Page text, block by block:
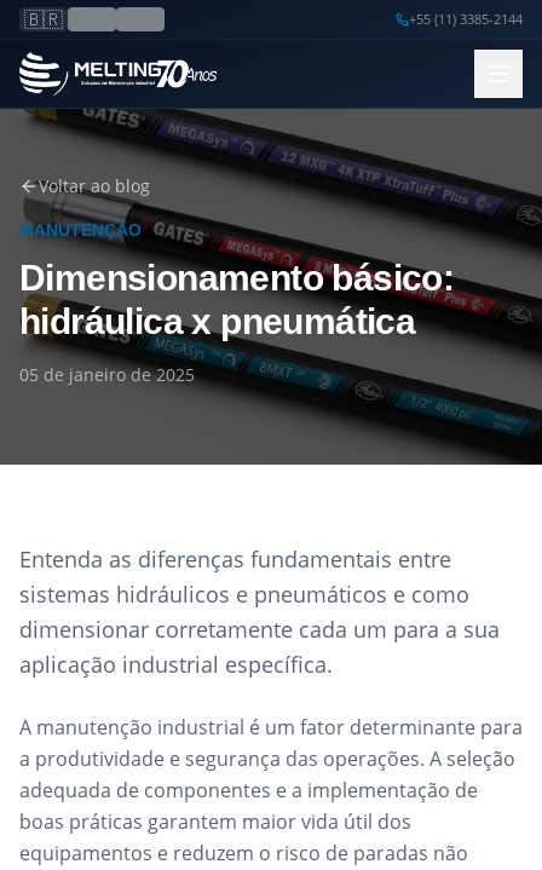
🇧🇷 +55 (11) 3385-2144
Voltar ao blog
MANUTENÇÃO
Dimensionamento básico:
hidráulica x pneumática
05 de janeiro de 2025
Entenda as diferenças fundamentais entre
sistemas hidráulicos e pneumáticos e como
dimensionar corretamente cada um para a sua
aplicação industrial específica.
A manutenção industrial é um fator determinante para
a produtividade e segurança das operações. A seleção
adequada de componentes e a implementação de
boas práticas garantem maior vida útil dos
equipamentos e reduzem o risco de paradas não